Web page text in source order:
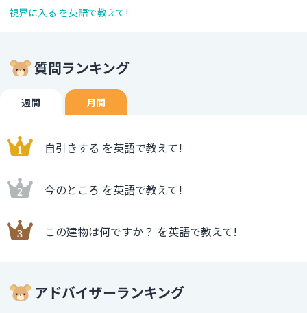
視界に入る を英語で教えて!
質問ランキング
週間 月間
自引きする を英語で教えて!
今のところ を英語で教えて!
この建物は何ですか？ を英語で教えて!
アドバイザーランキング